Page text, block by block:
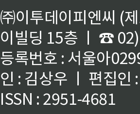
㈜이투데이피엔씨 (
이빌딩 15층 ㅣ ☎
등록번호 : 서울아
인 : 김상우 ㅣ 편집인
ISSN : 2951-4681